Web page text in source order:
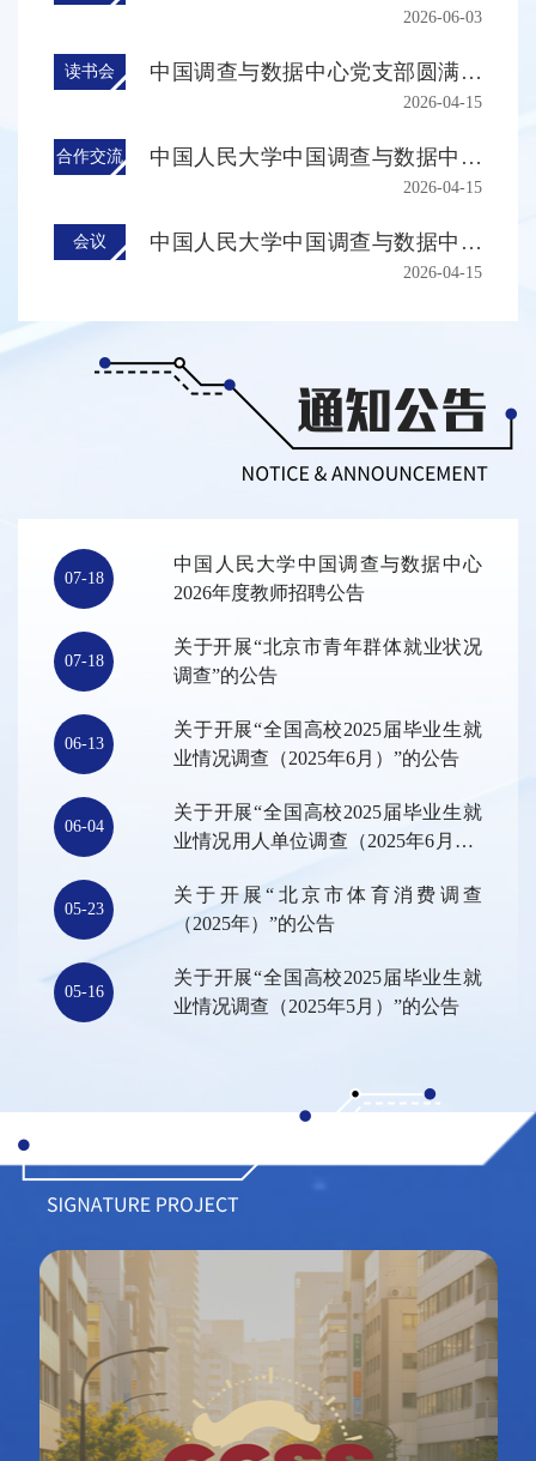
首批兼职研究员聘任会顺利举行
2026-06-03
读书会
中国调查与数据中心党支部圆满完
成《习近平关于树立和践行正确政
绩观论述摘编》集体通读
2026-04-15
合作交流
中国人民大学中国调查与数据中心
与中国发展研究基金会开展数据开
发与合作交流
2026-04-15
会议
中国人民大学中国调查与数据中心
伦理审查委员会成立会议召开2026-04-15
07-18
中国人民大学中国调查与数据中心
2026年度教师招聘公告
07-18
关于开展“北京市青年群体就业状况
调查”的公告
06-13
关于开展“全国高校2025届毕业生就
业情况调查（2025年6月）”的公告
06-04
关于开展“全国高校2025届毕业生就
业情况用人单位调查（2025年6月）”
05-23
关于开展“北京市体育消费调查
（2025年）”的公告
05-16
关于开展“全国高校2025届毕业生就
业情况调查（2025年5月）”的公告